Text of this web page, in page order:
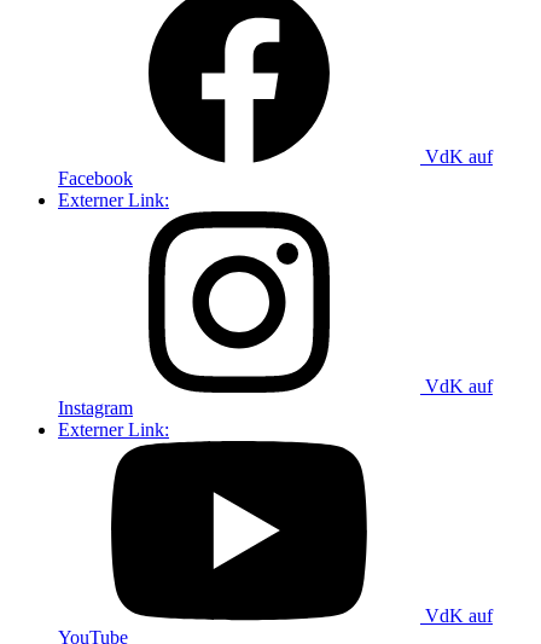
VdK auf
Facebook
Externer Link:
VdK auf
Instagram
Externer Link:
VdK auf
YouTube